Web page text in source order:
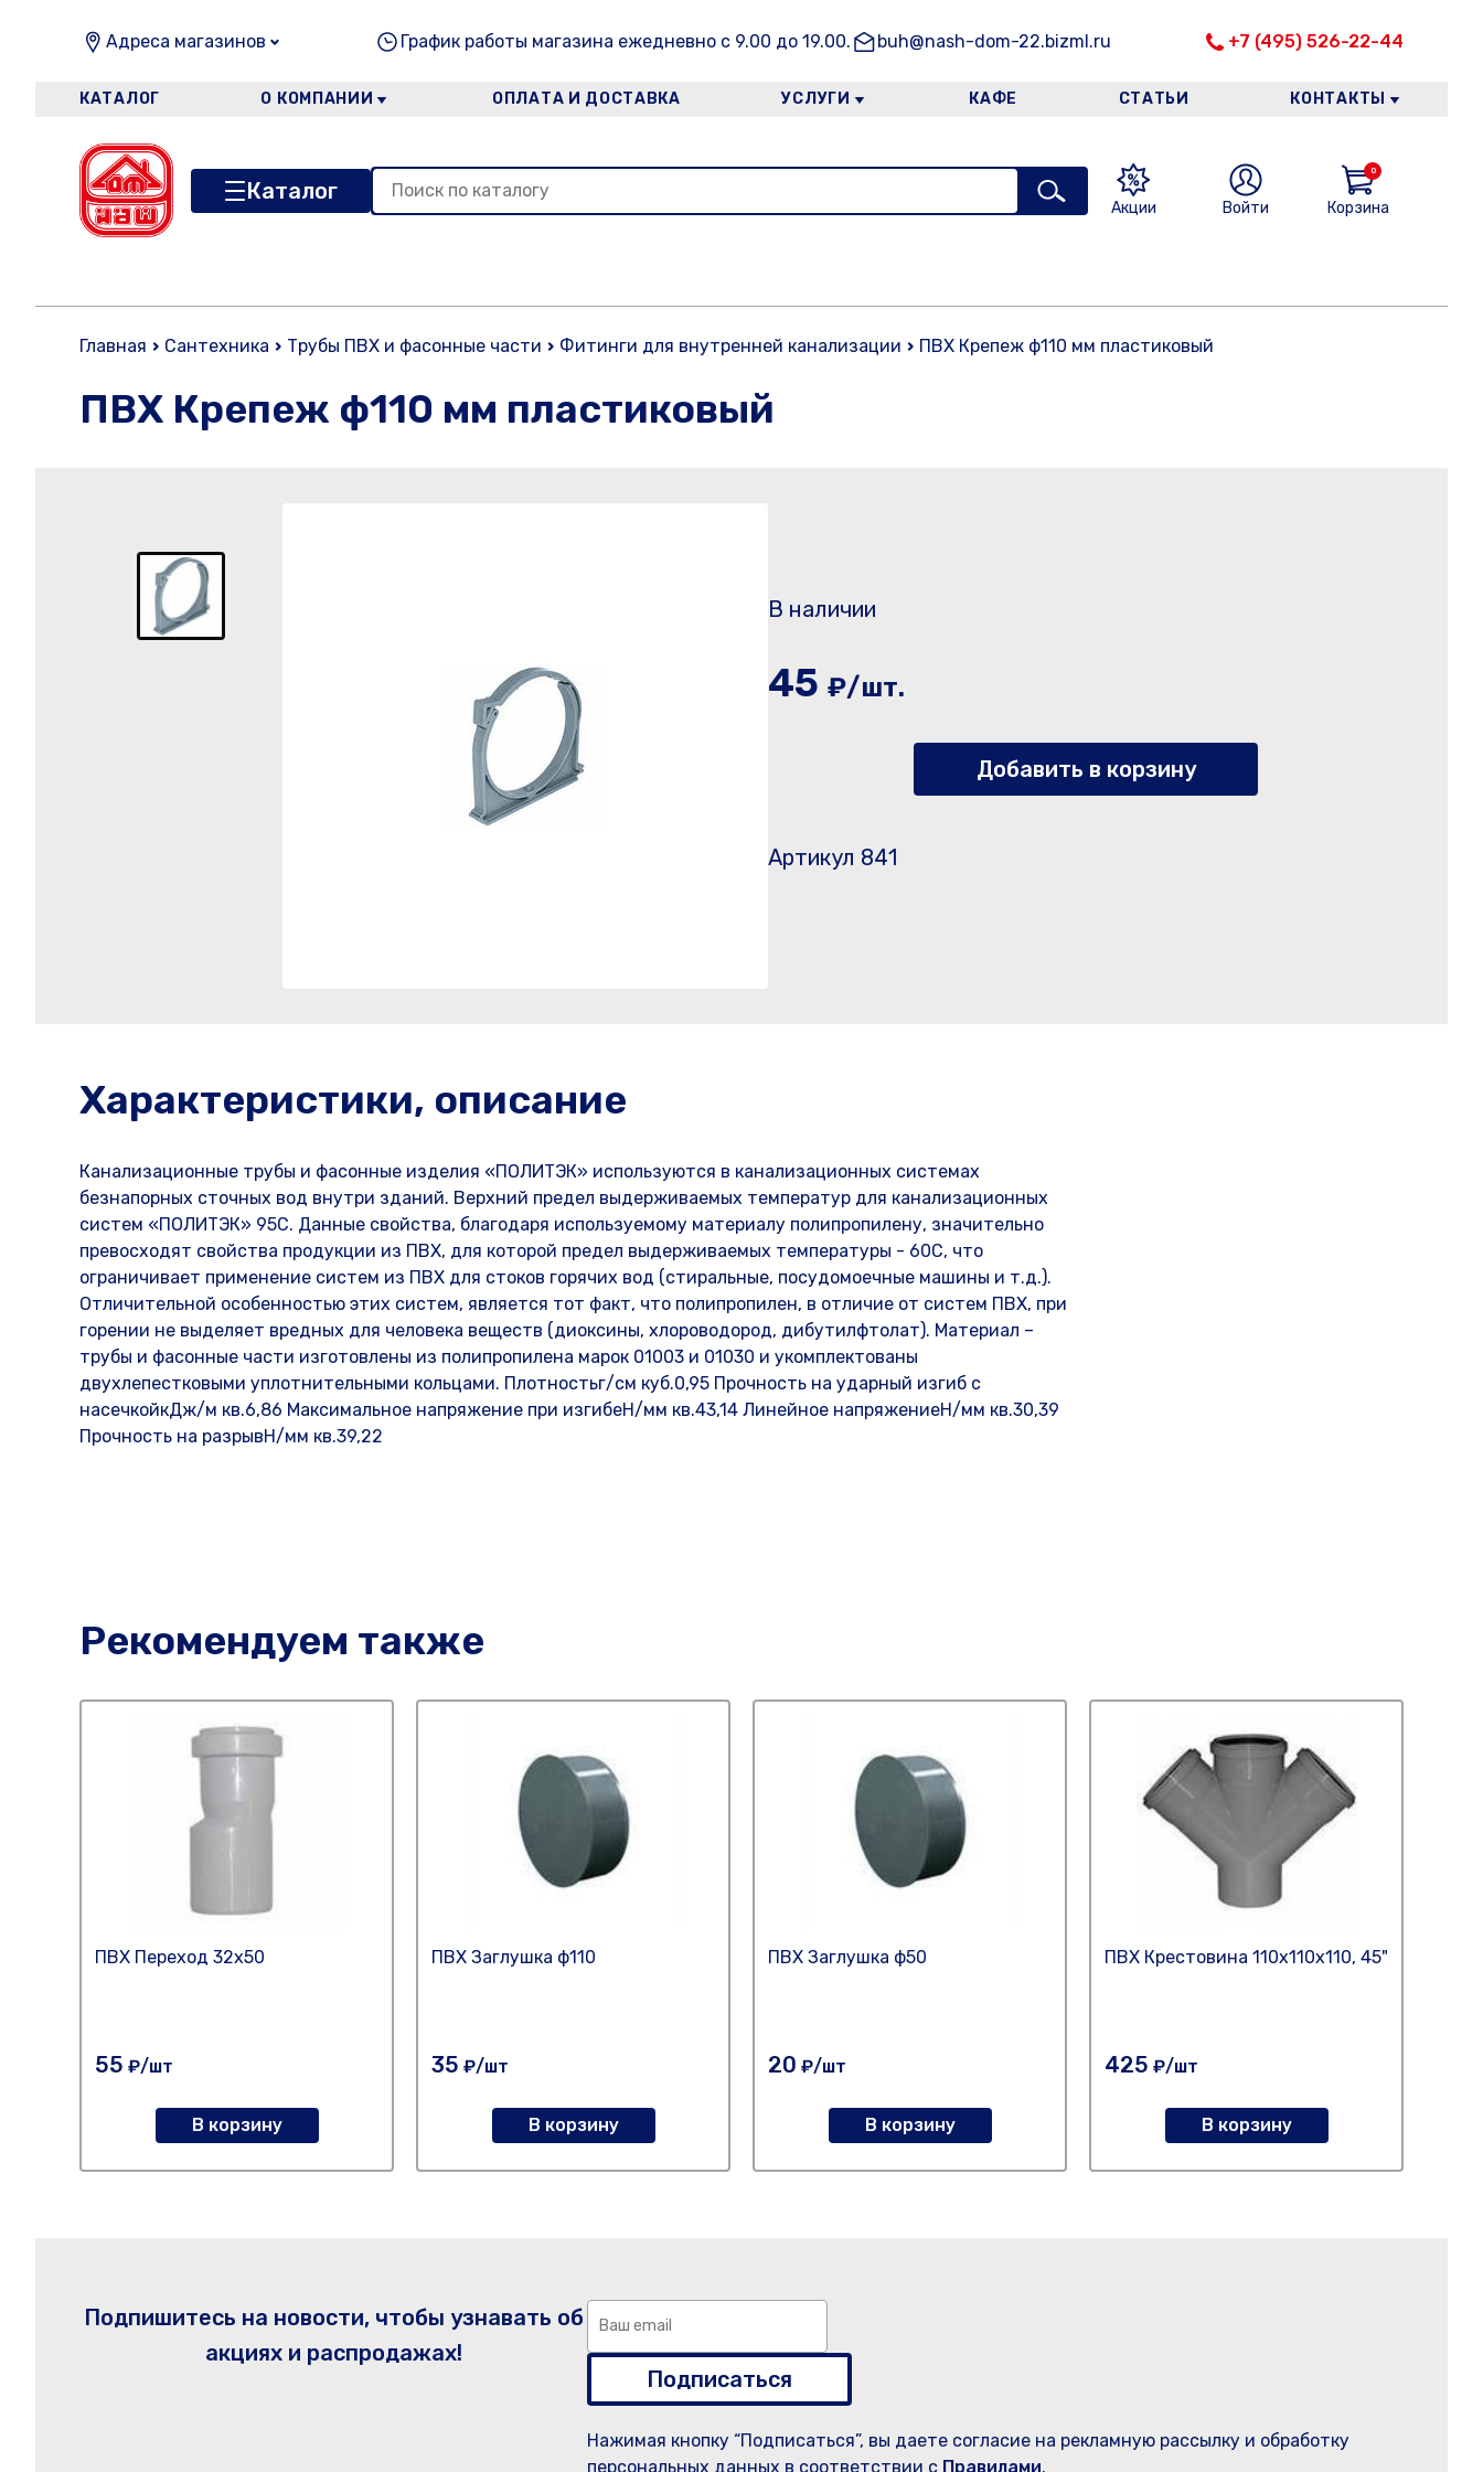
Адреса магазинов График работы магазина ежедневно с 9.00 до 19.00. buh@nash-dom-22.bizml.ru +7 (495) 526-22-44
КАТАЛОГ О КОМПАНИИ ОПЛАТА И ДОСТАВКА УСЛУГИ КАФЕ СТАТЬИ КОНТАКТЫ
Каталог
Акции Войти Корзина
0
Главная Сантехника Трубы ПВХ и фасонные части Фитинги для внутренней канализации ПВХ Крепеж ф110 мм пластиковый
ПВХ Крепеж ф110 мм пластиковый
В наличии
45 ₽/шт.
Добавить в корзину
Артикул 841
Характеристики, описание
Канализационные трубы и фасонные изделия «ПОЛИТЭК» используются в канализационных системах
безнапорных сточных вод внутри зданий. Верхний предел выдерживаемых температур для канализационных
систем «ПОЛИТЭК» 95С. Данные свойства, благодаря используемому материалу полипропилену, значительно
превосходят свойства продукции из ПВХ, для которой предел выдерживаемых температуры - 60С, что
ограничивает применение систем из ПВХ для стоков горячих вод (стиральные, посудомоечные машины и т.д.).
Отличительной особенностью этих систем, является тот факт, что полипропилен, в отличие от систем ПВХ, при
горении не выделяет вредных для человека веществ (диоксины, хлороводород, дибутилфтолат). Материал –
трубы и фасонные части изготовлены из полипропилена марок 01003 и 01030 и укомплектованы
двухлепестковыми уплотнительными кольцами. Плотностьг/см куб.0,95 Прочность на ударный изгиб с
насечкойкДж/м кв.6,86 Максимальное напряжение при изгибеН/мм кв.43,14 Линейное напряжениеН/мм кв.30,39
Прочность на разрывН/мм кв.39,22
Рекомендуем также
ПВХ Переход 32х50
55 ₽/шт
В корзину
ПВХ Заглушка ф110
35 ₽/шт
В корзину
ПВХ Заглушка ф50
20 ₽/шт
В корзину
ПВХ Крестовина 110х110х110, 45"
425 ₽/шт
В корзину
Подпишитесь на новости, чтобы узнавать об
акциях и распродажах!
Подписаться
Нажимая кнопку “Подписаться”, вы даете согласие на рекламную рассылку и обработку
персональных данных в соответствии с Правилами.